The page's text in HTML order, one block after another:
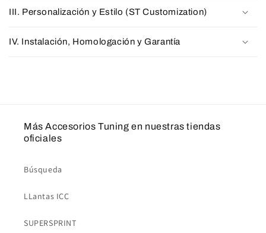
III. Personalización y Estilo (ST Customization)
IV. Instalación, Homologación y Garantía
Más Accesorios Tuning en nuestras tiendas
oficiales
Búsqueda
LLantas ICC
SUPERSPRINT